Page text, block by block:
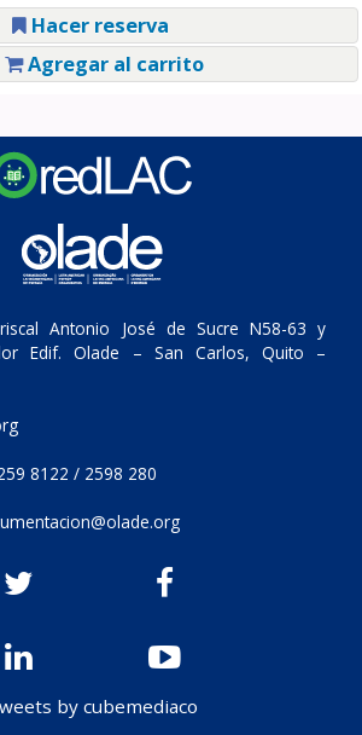
Hacer reserva
Agregar al carrito
Antonio José de Sucre N58-63 y
Edif. Olade – San Carlos, Quito –
8122 / 2598 280
by cubemediaco